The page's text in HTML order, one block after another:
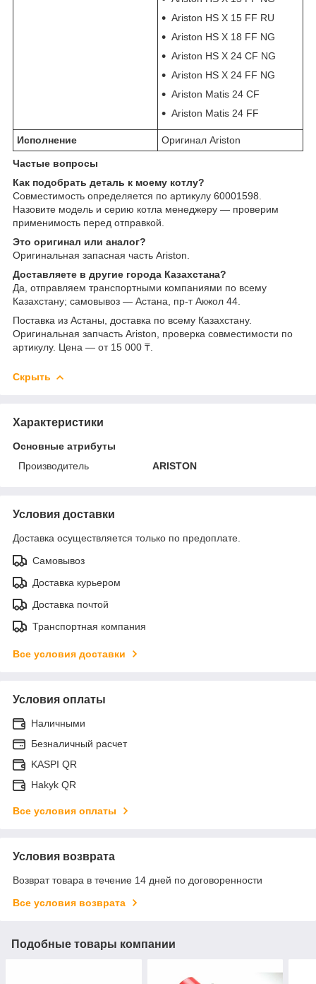
Ariston HS X 15 FF RU
Ariston HS X 18 FF NG
Ariston HS X 24 CF NG
Ariston HS X 24 FF NG
Ariston Matis 24 CF
Ariston Matis 24 FF
Исполнение Оригинал Ariston
Частые вопросы
Как подобрать деталь к моему котлу?
Совместимость определяется по артикулу 60001598.
Назовите модель и серию котла менеджеру — проверим
применимость перед отправкой.
Это оригинал или аналог?
Оригинальная запасная часть Ariston.
Доставляете в другие города Казахстана?
Да, отправляем транспортными компаниями по всему
Казахстану; самовывоз — Астана, пр-т Акжол 44.
Поставка из Астаны, доставка по всему Казахстану.
Оригинальная запчасть Ariston, проверка совместимости по
артикулу. Цена — от 15 000 ₸.
Скрыть
Характеристики
Основные атрибуты
Производитель
ARISTON
Условия доставки
Доставка осуществляется только по предоплате.
Самовывоз
Доставка курьером
Доставка почтой
Транспортная компания
Все условия доставки
Условия оплаты
Наличными
Безналичный расчет
KASPI QR
Hakyk QR
Все условия оплаты
Условия возврата
Возврат товара в течение 14 дней по договоренности
Все условия возврата
Подобные товары компании